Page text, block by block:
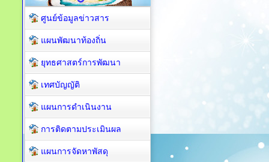
ศูนย์ข้อมูลข่าวสาร
แผนพัฒนาท้องถิ่น
ยุทธศาสตร์การพัฒนา
เทศบัญญัติ
แผนการดำเนินงาน
การติดตามประเมินผล
แผนการจัดหาพัสดุ